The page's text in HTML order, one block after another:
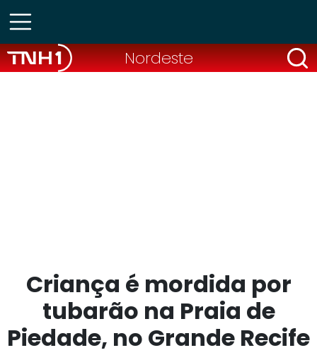
Nordeste
Criança é mordida por
tubarão na Praia de
Piedade, no Grande Recife